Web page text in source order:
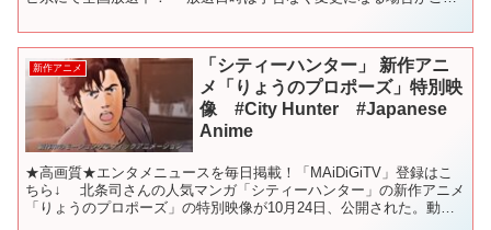
新作アニメ
「シティーハンター」 新作アニ
メ「りょうのプロポーズ」特別映
像 #City Hunter #Japanese
Anime
★高画質★エンタメニュースを毎日掲載！「MAiDiGiTV」登録はこ
ちら↓ 北条司さんの人気マンガ「シティーハンター」の新作アニメ
「りょうのプロポーズ」の特別映像が10月24日、公開された。動画